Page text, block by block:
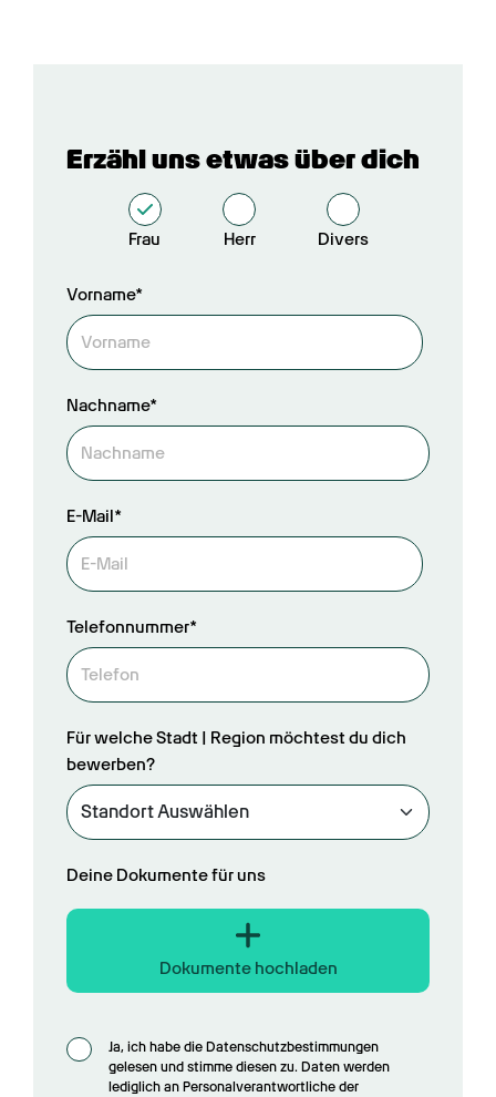
Erzähl uns etwas über dich
Frau Herr Divers
Vorname*
Nachname*
E-Mail*
Telefonnummer*
Für welche Stadt | Region möchtest du dich
bewerben?
Deine Dokumente für uns
Dokumente hochladen
Ja, ich habe die Datenschutzbestimmungen
gelesen und stimme diesen zu. Daten werden
lediglich an Personalverantwortliche der